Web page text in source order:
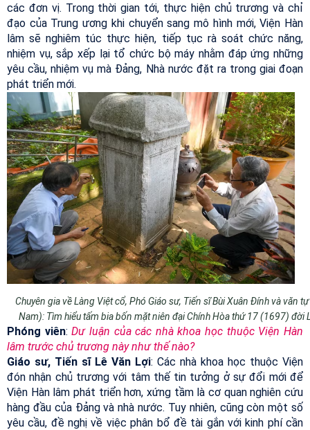
các đơn vị. Trong thời gian tới, thực hiện chủ trương và chỉ
đạo của Trung ương khi chuyển sang mô hình mới, Viện Hàn
lâm sẽ nghiêm túc thực hiện, tiếp tục rà soát chức năng,
nhiệm vụ, sắp xếp lại tổ chức bộ máy nhằm đáp ứng những
yêu cầu, nhiệm vụ mà Đảng, Nhà nước đặt ra trong giai đoạn
phát triển mới.
Chuyên gia về Làng Việt cổ, Phó Giáo sư, Tiến sĩ Bùi Xuân Đính và văn
Nam): Tìm hiểu tấm bia bốn mặt niên đại Chính Hòa thứ 17 (1697)
Phóng viên: Dư luận của các nhà khoa học thuộc Viện Hàn
lâm trước chủ trương này như thế nào?
Giáo sư, Tiến sĩ Lê Văn Lợi: Các nhà khoa học thuộc Viện
đón nhận chủ trương với tâm thế tin tưởng ở sự đổi mới để
Viện Hàn lâm phát triển hơn, xứng tầm là cơ quan nghiên cứu
hàng đầu của Đảng và nhà nước. Tuy nhiên, cũng còn một số
yêu cầu, đề nghị về việc phân bổ đề tài gắn với kinh phí cần